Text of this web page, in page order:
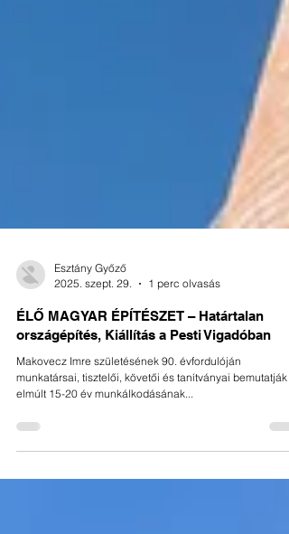
2025. szept. 29.
1 perc olvasás
ÉLŐ MAGYAR ÉPÍTÉSZET – Határtalan
országépítés, Kiállítás a Pesti Vigadóban
Makovecz Imre születésének 90. évfordulóján
elmúlt 15-20 év munkálkodásának...